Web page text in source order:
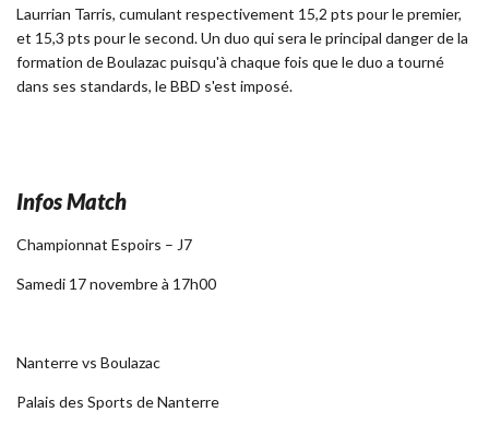
Laurrian Tarris, cumulant respectivement 15,2 pts pour le premier,
et 15,3 pts pour le second. Un duo qui sera le principal danger de la
formation de Boulazac puisqu'à chaque fois que le duo a tourné
dans ses standards, le BBD s'est imposé.
Infos Match
Championnat Espoirs – J7
Samedi 17 novembre à 17h00
Nanterre vs Boulazac
Palais des Sports de Nanterre